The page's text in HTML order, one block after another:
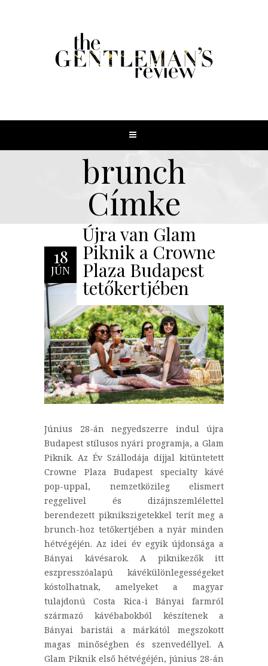
brunch
Címke
18
JÚN
Újra van Glam
Piknik a Crowne
Plaza Budapest
tetőkertjében
Június 28-án negyedszerre indul újra
Budapest stílusos nyári programja, a Glam
Piknik. Az Év Szállodája díjjal kitüntetett
Crowne Plaza Budapest specialty kávé
pop-uppal, nemzetközileg elismert
reggelivel és dizájnszemlélettel
berendezett piknikszigetekkel terít meg a
brunch-hoz tetőkertjében a nyár minden
hétvégéjén. Az idei év egyik újdonsága a
Bányai kávésarok. A piknikezők itt
eszpresszóalapú kávékülönlegességeket
kóstolhatnak, amelyeket a magyar
tulajdonú Costa Rica-i Bányai farmról
származó kávébabokból készítenek a
Bányai baristái a márkától megszokott
magas minőségben és szenvedéllyel. A
Glam Piknik első hétvégéjén, június 28-án